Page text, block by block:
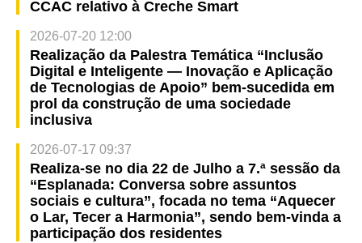
CCAC relativo à Creche Smart
2026-07-20 12:00
Realização da Palestra Temática “Inclusão
Digital e Inteligente — Inovação e Aplicação
de Tecnologias de Apoio” bem-sucedida em
prol da construção de uma sociedade
inclusiva
2026-07-17 09:37
Realiza-se no dia 22 de Julho a 7.ª sessão da
“Esplanada: Conversa sobre assuntos
sociais e cultura”, focada no tema “Aquecer
o Lar, Tecer a Harmonia”, sendo bem-vinda a
participação dos residentes